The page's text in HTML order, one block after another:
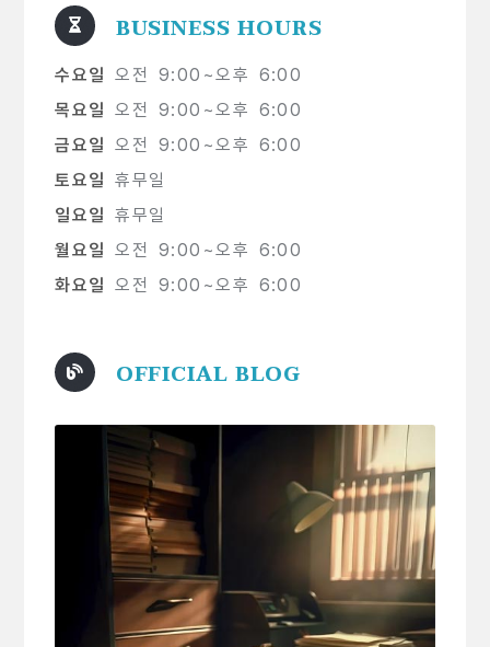
BUSINESS HOURS
수요일 오전 9:00~오후 6:00
목요일 오전 9:00~오후 6:00
금요일 오전 9:00~오후 6:00
토요일 휴무일
일요일 휴무일
월요일 오전 9:00~오후 6:00
화요일 오전 9:00~오후 6:00
OFFICIAL BLOG